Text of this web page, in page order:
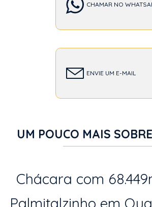
CHAMAR NO
ENVIE UM E-MAIL
UM POUCO MAIS
Chácara com
Palmitalzinho em